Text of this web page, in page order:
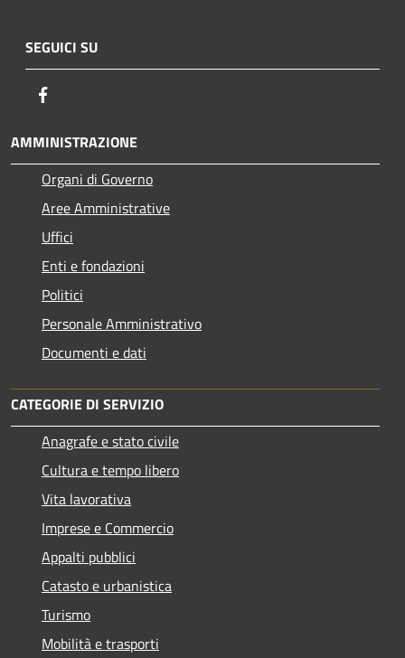
SEGUICI SU
AMMINISTRAZIONE
Organi di Governo
Aree Amministrative
Uffici
Enti e fondazioni
Politici
Personale Amministrativo
Documenti e dati
CATEGORIE DI SERVIZIO
Anagrafe e stato civile
Cultura e tempo libero
Vita lavorativa
Imprese e Commercio
Appalti pubblici
Catasto e urbanistica
Turismo
Mobilità e trasporti